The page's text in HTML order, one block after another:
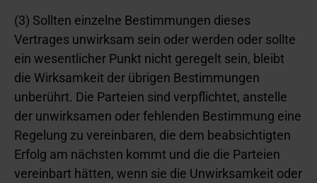
(3) Sollten einzelne Bestimmungen dieses
Vertrages unwirksam sein oder werden oder sollte
ein wesentlicher Punkt nicht geregelt sein, bleibt
die Wirksamkeit der übrigen Bestimmungen
unberührt. Die Parteien sind verpflichtet, anstelle
der unwirksamen oder fehlenden Bestimmung eine
Regelung zu vereinbaren, die dem beabsichtigten
Erfolg am nächsten kommt und die die Parteien
vereinbart hätten, wenn sie die Unwirksamkeit oder